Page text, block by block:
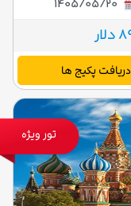
دریافت پکیج ها
تور ویژه